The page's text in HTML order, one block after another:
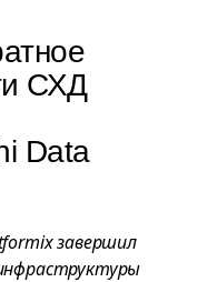
СХД
Data
завершил